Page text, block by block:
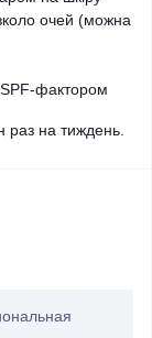
очей (можна
фактором
раз на тиждень.